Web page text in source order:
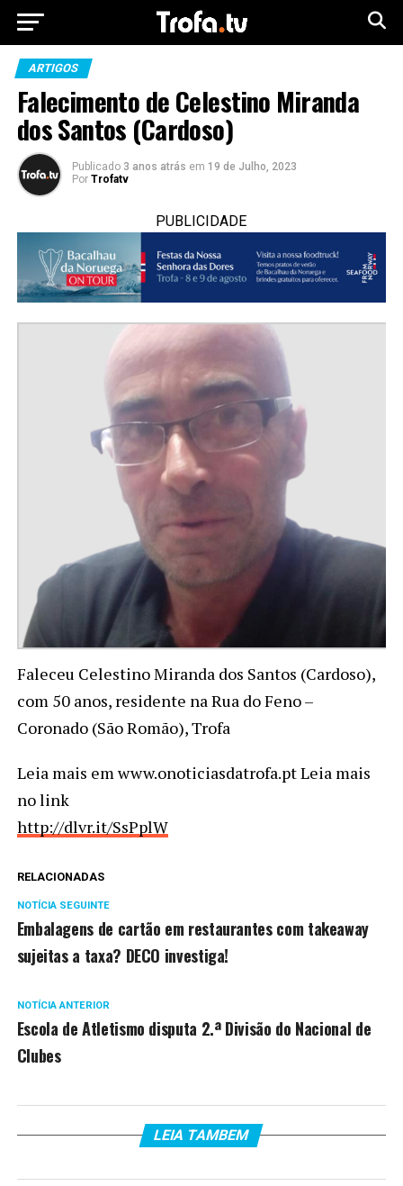
ARTIGOS
Falecimento de Celestino Miranda
dos Santos (Cardoso)
Publicado 3 anos atrás em 19 de Julho, 2023
Por Trofatv
PUBLICIDADE
Faleceu Celestino Miranda dos Santos (Cardoso),
com 50 anos, residente na Rua do Feno –
Coronado (São Romão), Trofa
Leia mais em www.onoticiasdatrofa.pt Leia mais
no link
http://dlvr.it/SsPplW
RELACIONADAS
NOTÍCIA SEGUINTE
Embalagens de cartão em restaurantes com takeaway
sujeitas a taxa? DECO investiga!
NOTÍCIA ANTERIOR
Escola de Atletismo disputa 2.ª Divisão do Nacional de
Clubes
LEIA TAMBEM